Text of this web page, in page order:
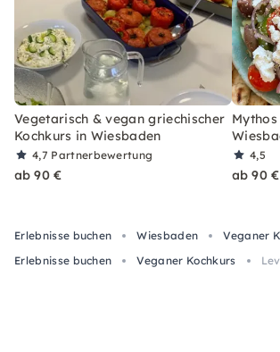
Vegetarisch & vegan griechischer
Kochkurs in Wiesbaden
4,7 Partnerbewertung
ab 90 €
4,5
ab 90 €
Erlebnisse buchen Wiesbaden Veganer
Erlebnisse buchen
Veganer Kochkurs